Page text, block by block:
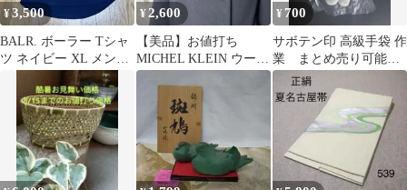
¥3,500
BALR. ボーラー Tシャ
ツ ネイビー XL メン
¥2,600
【美品】お値打ち
MICHEL KLEIN ウール
コート 3B 40
¥ 700
サボテン印 高級手袋 作
業 まとめ売り可能
（お値打ち）